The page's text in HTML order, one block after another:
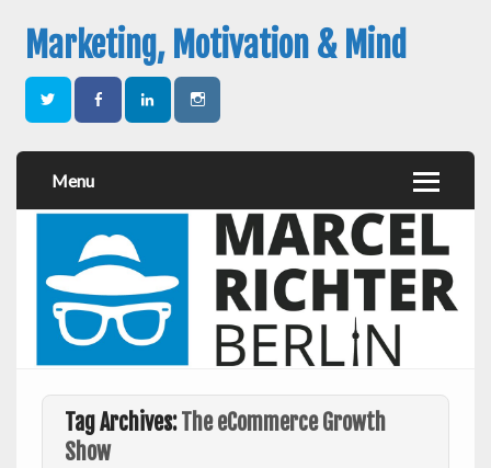
Marketing, Motivation & Mind
Menu
Tag Archives:The eCommerce Growth
Show